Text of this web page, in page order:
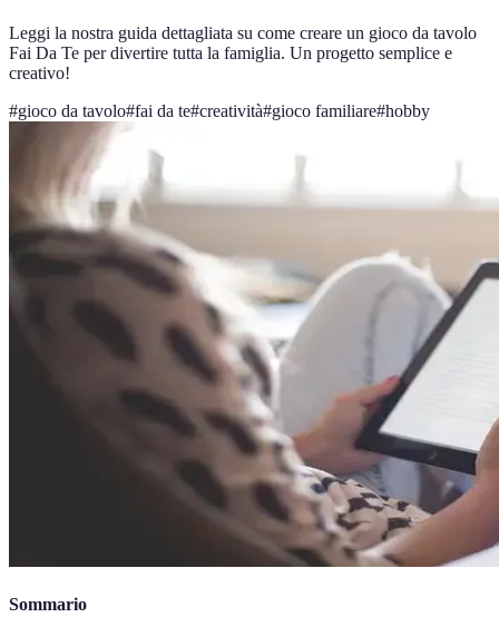
Leggi la nostra guida dettagliata su come creare un gioco da tavolo
Fai Da Te per divertire tutta la famiglia. Un progetto semplice e
creativo!
#gioco da tavolo#fai da te#creatività#gioco familiare#hobby
Sommario